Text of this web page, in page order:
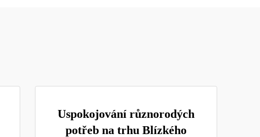
Uspokojování různorodých
potřeb na trhu Blízkého